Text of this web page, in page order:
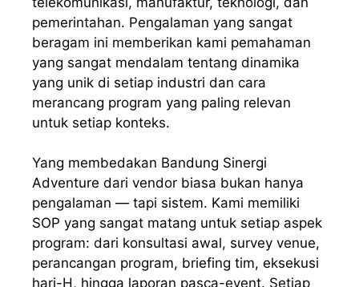
pemerintahan. Pengalaman yang sangat
beragam ini memberikan kami pemahaman
yang sangat mendalam tentang dinamika
yang unik di setiap industri dan cara
merancang program yang paling relevan
untuk setiap konteks.
Yang membedakan Bandung Sinergi
Adventure dari vendor biasa bukan hanya
pengalaman — tapi sistem. Kami memiliki
SOP yang sangat matang untuk setiap aspek
program: dari konsultasi awal, survey venue,
perancangan program, briefing tim, eksekusi
hari-H, hingga laporan pasca-event. Setiap